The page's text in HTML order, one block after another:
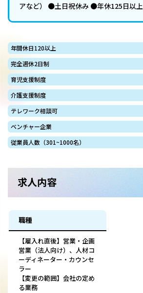
アなど） ●土日祝休み ●年休125日以上
年間休日120以上
完全週休2日制
育児支援制度
介護支援制度
テレワーク相談可
ベンチャー企業
従業員人数（301~1000名）
求人内容
職種
【雇入れ直後】営業・企画
営業（法人向け）、人材コ
ーディネーター・カウンセ
ラー
【変更の範囲】会社の定め
る業務